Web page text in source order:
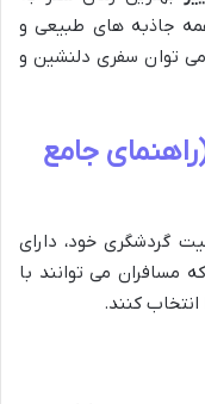
جاذبه های طبیعی و
می توان سفری دلنشین و
جامع
گردشگری خود، دارای
می توانند با
کنند.